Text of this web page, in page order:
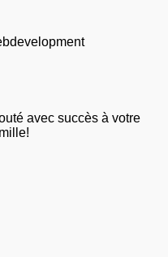
avec succès à votre